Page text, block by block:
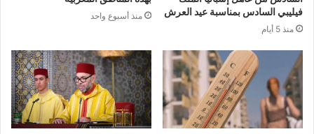
فيليبي السادس بمناسبة عيد العرش
منذ 5 أيام
منذ أسبوع واحد